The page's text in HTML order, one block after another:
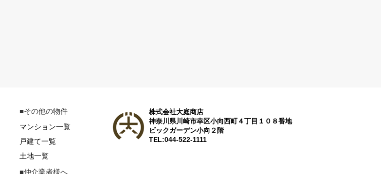
■その他の物件
マンション一覧
戸建て一覧
土地一覧
■仲介業者様へ
株式会社大庭商店
神奈川県川崎市幸区小向西町４丁目１０８番地
ビックガーデン小向２階
TEL:044-522-1111